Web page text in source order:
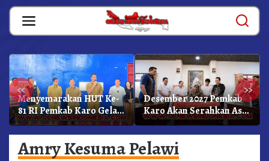
Skip
content
« »
Menyemarakan HUT Ke-
81 RI Pemkab Karo Gelar
Pertandingan Olahraga
Desember 2027 Pemkab
Karo Akan Serahkan Aset
RSUD Kabanjahe Ke
Moderamen GBKP
Amry Kesuma Pelawi